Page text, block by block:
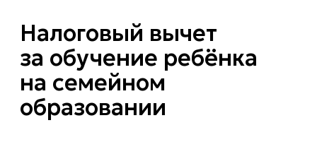
Налоговый вычет
за обучение ребёнка
на семейном
образовании